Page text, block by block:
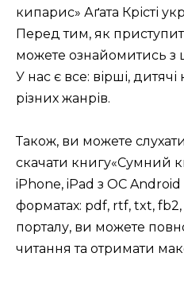
кипарис» Аґата Крісті
Перед тим, як
можете ознайомитись з
У нас є все: вірші,
різних жанрів.
Також, ви можете
скачати книгу«Сумний
iPhone, iPad з ОС Android
форматах: pdf, rtf, txt,
порталу, ви можете
читання та отримати